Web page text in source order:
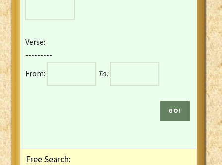
French Darby Bible
French Louis Segond Bible
Gaelic (Manx) Selections
Gaelic (Scottish) Mark
Verse:
---------
From:
To:
Free Search: